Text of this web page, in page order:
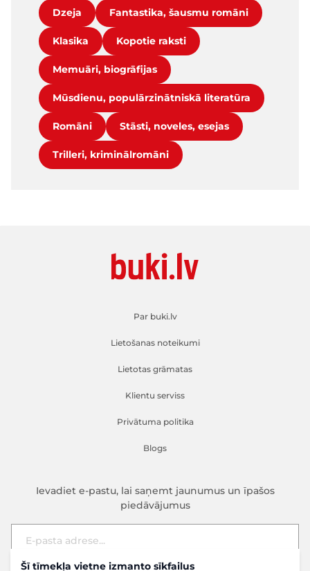
Šī tīmekļa vietne izmanto sīkfailus
Dzeja Fantastika, šausmu romāni
Klasika Kopotie raksti
Memuāri, biogrāfijas
Mūsdienu, populārzinātniskā literatūra
Romāni Stāsti, noveles, esejas
Trilleri, kriminālromāni
Par buki.lv
Lietošanas noteikumi
Lietotas grāmatas
Klientu serviss
Privātuma politika
Blogs
Ievadiet e-pastu, lai saņemt jaunumus un īpašos
piedāvājumus
E-pasta adrese